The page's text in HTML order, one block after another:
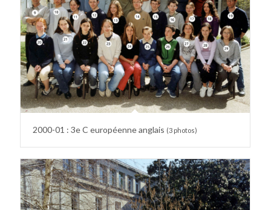
2000-01 : 3e C européenne anglais (3 photos)